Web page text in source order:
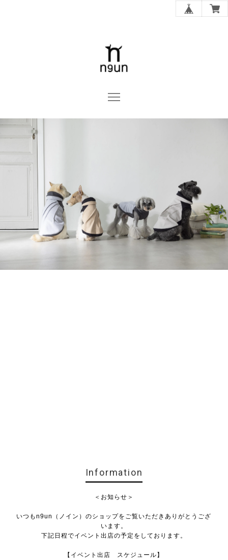
Information
＜お知らせ＞
いつもn9un（ノイン）のショップをご覧いただきありがとうござ
います。
下記日程でイベント出店の予定をしております。
【イベント出店 スケジュール】